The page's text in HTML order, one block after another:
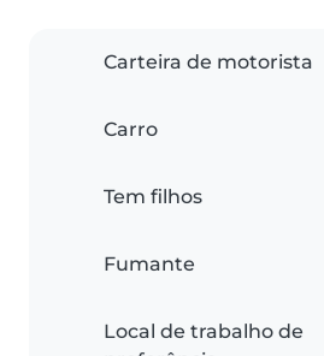
Carteira de motorista
Carro
Tem filhos
Fumante
Local de trabalho de